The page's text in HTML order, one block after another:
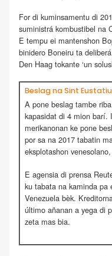
For di kuminsamentu di
suministrá kombustibel na
E tempu ei mantenshon
binidero Boneiru ta
Den Haag tokante ‘un
Beslag na Sint
A pone beslag tambe
kapasidat di 4 mion barí.
merikanonan ke pone
por sa na 2017 tabatin
eksplotashon
E agensia di prensa
ku tabata na kaminda pa
Venezuela bèk.
último añanan a yega di
zeta mas bia.